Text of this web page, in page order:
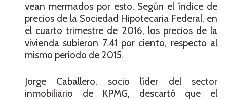
vean mermados por esto. Según el índice de
precios de la Sociedad Hipotecaria Federal, en
el cuarto trimestre de 2016, los precios de la
vivienda subieron 7.41 por ciento, respecto al
mismo periodo de 2015.
Jorge Caballero, socio líder del sector
inmobiliario de KPMG, descartó que el